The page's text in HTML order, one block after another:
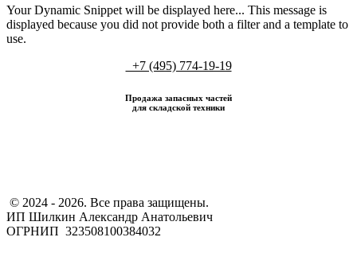
Your Dynamic Snippet will be displayed here... This message is
displayed because you did not provide both a filter and a template to
use.
+7 (495) 774-19-19
Продажа запасных частей
для складской техники
​ © 2024 - 2026. Все права защищены.
ИП Шилкин Александр Анатольевич
ОГРНИП 323508100384032